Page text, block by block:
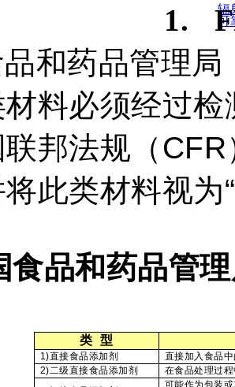
辐
1.
和药品管理局
料必须经过
邦法规（ CFR
此类材料视为“
食品和药品管
类 型
1)直接食品添加剂
直接加入食品
2)二级直接食品添加剂
在食品处理过
可能作为包装